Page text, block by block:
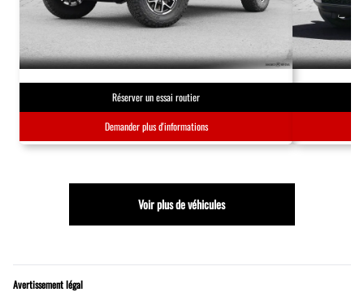
Réserver un essai routier
Demander plus d'informations
Voir plus de véhicules
Avertissement légal